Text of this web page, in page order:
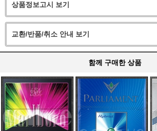
상품정보고시 보기
교환/반품/취소 안내 보기
함께 구매한 상품